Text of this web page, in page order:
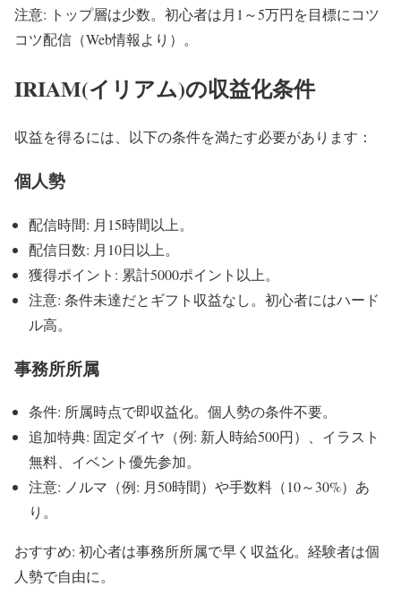
注意: トップ層は少数。初心者は月1～5万円を目標にコツ
コツ配信（Web情報より）。
IRIAM(イリアム)の収益化条件
収益を得るには、以下の条件を満たす必要があります：
個人勢
配信時間: 月15時間以上。
配信日数: 月10日以上。
獲得ポイント: 累計5000ポイント以上。
注意: 条件未達だとギフト収益なし。初心者にはハード
ル高。
事務所所属
条件: 所属時点で即収益化。個人勢の条件不要。
追加特典: 固定ダイヤ（例: 新人時給500円）、イラスト
無料、イベント優先参加。
注意: ノルマ（例: 月50時間）や手数料（10～30%）あ
り。
おすすめ: 初心者は事務所所属で早く収益化。経験者は個
人勢で自由に。